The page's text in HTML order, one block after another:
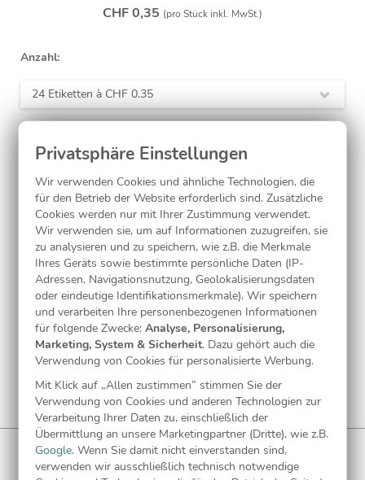
CHF 0,35 (pro Stück inkl. MwSt.)
Anzahl:
24 Etiketten à CHF 0.35
Jetzt gestalten
WUNDERKARTEN NEWSLETTER
Anmelden undCHF 5 Gutschein** sichern!
Wir verwenden Cookies und ähnliche Technologien, die
für den Betrieb der Website erforderlich sind. Zusätzliche
Cookies werden nur mit Ihrer Zustimmung verwendet.
Wir verwenden sie, um auf Informationen zuzugreifen, sie
zu analysieren und zu speichern, wie z.B. die Merkmale
Ihres Geräts sowie bestimmte persönliche Daten (IP-
Adressen, Navigationsnutzung, Geolokalisierungsdaten
oder eindeutige Identifikationsmerkmale). Wir speichern
und verarbeiten Ihre personenbezogenen Informationen
für folgende Zwecke:Analyse, Personalisierung,
Marketing, System & Sicherheit. Dazu gehört auch die
Verwendung von Cookies für personalisierte Werbung.
Mit Klick auf „Allen zustimmen” stimmen Sie der
Verwendung von Cookies und anderen Technologien zur
Verarbeitung Ihrer Daten zu, einschließlich der
Übermittlung an unsere Marketingpartner (Dritte), wie z.B.
Google. Wenn Sie damit nicht einverstanden sind,
verwenden wir ausschließlich technisch notwendige